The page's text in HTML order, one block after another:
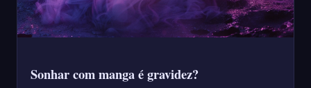
Sonhar com manga é gravidez?